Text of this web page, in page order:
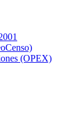
(OPEX)